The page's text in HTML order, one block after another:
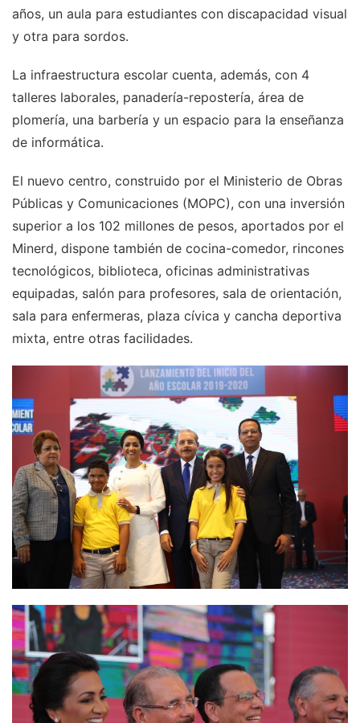
años, un aula para estudiantes con discapacidad visual
y otra para sordos.
La infraestructura escolar cuenta, además, con 4
talleres laborales, panadería-repostería, área de
plomería, una barbería y un espacio para la enseñanza
de informática.
El nuevo centro, construido por el Ministerio de Obras
Públicas y Comunicaciones (MOPC), con una inversión
superior a los 102 millones de pesos, aportados por el
Minerd, dispone también de cocina-comedor, rincones
tecnológicos, biblioteca, oficinas administrativas
equipadas, salón para profesores, sala de orientación,
sala para enfermeras, plaza cívica y cancha deportiva
mixta, entre otras facilidades.